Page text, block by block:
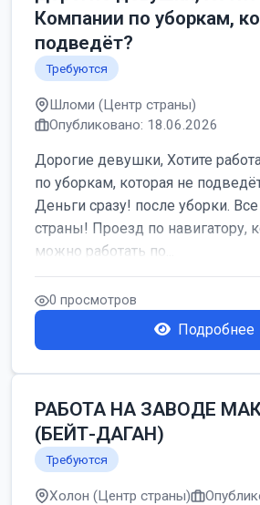
Компании по уборкам,
подведёт?
Требуются
Шломи (Центр страны)
Опубликовано: 18.06.2026
Дорогие девушки, Хотите
по уборкам, которая не
Деньги сразу! после уборки.
страны! Проезд по навигатору,
можно работать по...
0 просмотров
Подробнее
РАБОТА НА ЗАВОДЕ
(БЕЙТ-ДАГАН)
Требуются
Холон (Центр страны)